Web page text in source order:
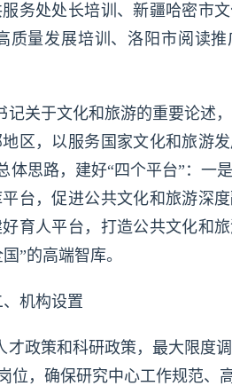
务处处长培训、新疆哈密市
量发展培训、洛阳市阅读推
关于文化和旅游的重要论述
区，以服务国家文化和旅游
体思路，建好“四个平台”：一
台，促进公共文化和旅游深
育人平台，打造公共文化和
”的高端智库。
、机构设置
政策和科研政策，最大限度
，确保研究中心工作规范、高